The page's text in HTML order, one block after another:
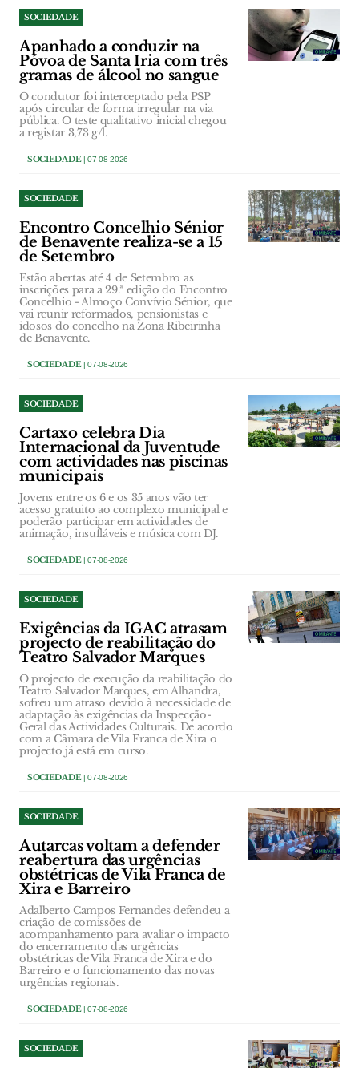
SOCIEDADE
Apanhado a conduzir na
Póvoa de Santa Iria com três
gramas de álcool no sangue
O condutor foi interceptado pela PSP
após circular de forma irregular na via
pública. O teste qualitativo inicial chegou
a registar 3,73 g/l.
SOCIEDADE| 07-08-2026
SOCIEDADE
Encontro Concelhio Sénior
de Benavente realiza-se a 15
de Setembro
Estão abertas até 4 de Setembro as
inscrições para a 29.ª edição do Encontro
Concelhio - Almoço Convívio Sénior, que
vai reunir reformados, pensionistas e
idosos do concelho na Zona Ribeirinha
de Benavente.
SOCIEDADE| 07-08-2026
SOCIEDADE
Cartaxo celebra Dia
Internacional da Juventude
com actividades nas piscinas
municipais
Jovens entre os 6 e os 35 anos vão ter
acesso gratuito ao complexo municipal e
poderão participar em actividades de
animação, insufláveis e música com DJ.
SOCIEDADE| 07-08-2026
SOCIEDADE
Exigências da IGAC atrasam
projecto de reabilitação do
Teatro Salvador Marques
O projecto de execução da reabilitação do
Teatro Salvador Marques, em Alhandra,
sofreu um atraso devido à necessidade de
adaptação às exigências da Inspecção-
Geral das Actividades Culturais. De acordo
com a Câmara de Vila Franca de Xira o
projecto já está em curso.
SOCIEDADE| 07-08-2026
SOCIEDADE
Autarcas voltam a defender
reabertura das urgências
obstétricas de Vila Franca de
Xira e Barreiro
Adalberto Campos Fernandes defendeu a
criação de comissões de
acompanhamento para avaliar o impacto
do encerramento das urgências
obstétricas de Vila Franca de Xira e do
Barreiro e o funcionamento das novas
urgências regionais.
SOCIEDADE| 07-08-2026
SOCIEDADE